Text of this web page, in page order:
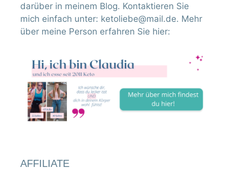
darüber in meinem Blog. Kontaktieren Sie
mich einfach unter: ketoliebe@mail.de. Mehr
über meine Person erfahren Sie hier:
AFFILIATE